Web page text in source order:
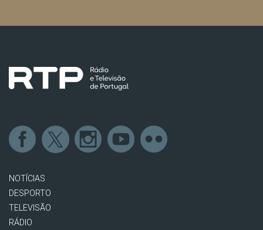
NOTÍCIAS
DESPORTO
TELEVISÃO
RÁDIO